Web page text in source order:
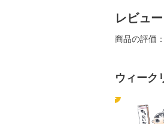
レビュー
商品の評価：
ウィーク
1